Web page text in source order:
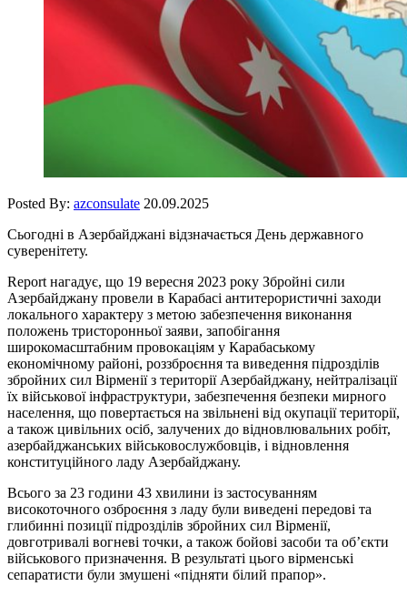
Posted By: azconsulate 20.09.2025
Сьогодні в Азербайджані відзначається День державного
суверенітету.
Report нагадує, що 19 вересня 2023 року Збройні сили
Азербайджану провели в Карабасі антитерористичні заходи
локального характеру з метою забезпечення виконання
положень тристоронньої заяви, запобігання
широкомасштабним провокаціям у Карабаському
економічному районі, роззброєння та виведення підрозділів
збройних сил Вірменії з території Азербайджану, нейтралізації
їх військової інфраструктури, забезпечення безпеки мирного
населення, що повертається на звільнені від окупації території,
а також цивільних осіб, залучених до відновлювальних робіт,
азербайджанських військовослужбовців, і відновлення
конституційного ладу Азербайджану.
Всього за 23 години 43 хвилини із застосуванням
високоточного озброєння з ладу були виведені передові та
глибинні позиції підрозділів збройних сил Вірменії,
довготривалі вогневі точки, а також бойові засоби та об’єкти
військового призначення. В результаті цього вірменські
сепаратисти були змушені «підняти білий прапор».